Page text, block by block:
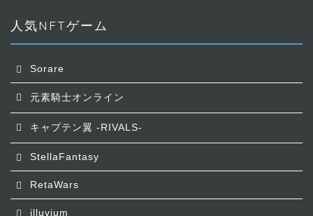
人気NFTゲーム
Sorare
元素騎士オンライン
キャプテン翼 -RIVALS-
StellaFantasy
RetaWars
illuvium